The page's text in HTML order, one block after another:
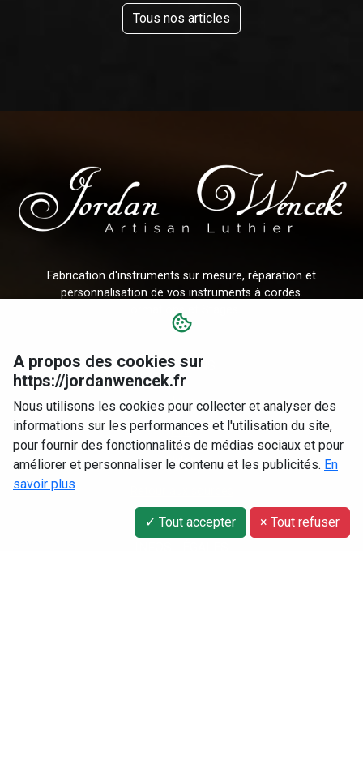
Tous nos articles
Fabrication d'instruments sur mesure, réparation et
personnalisation de vos instruments à cordes.
Formations et Stages
CRÉATIONS
Jazz
Folk
Nylon
A propos des cookies sur
https://jordanwencek.fr
Nous utilisons les cookies pour collecter et analyser des
informations sur les performances et l'utilisation du site,
pour fournir des fonctionnalités de médias sociaux et pour
améliorer et personnaliser le contenu et les publicités. En
savoir plus
✓ Tout accepter × Tout refuser